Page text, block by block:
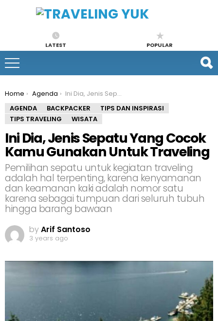
LATEST POPULAR
You are here:
Home Agenda
Ini Dia, Jenis Sepatu Yang Cocok Kamu Gunakan Untuk Traveling
AGENDA
BACKPACKER
TIPS DAN INSPIRASI
TIPS TRAVELING
WISATA
Ini Dia, Jenis Sepatu Yang Cocok
Kamu Gunakan Untuk Traveling
Pemilihan sepatu untuk kegiatan traveling
adalah hal terpenting, karena kenyamanan
dan keamanan kaki adalah nomor satu
karena sebagai tumpuan dari seluruh tubuh
hingga barang bawaan
byArif Santoso
3 years ago